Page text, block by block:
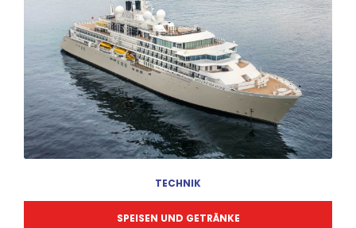
TECHNIK
SPEISEN UND GETRÄNKE